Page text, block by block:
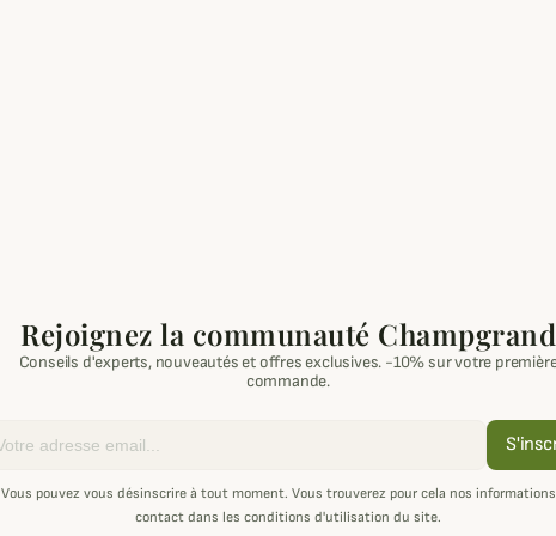
Rejoignez la communauté Champgrand
Conseils d'experts, nouveautés et offres exclusives. -10% sur votre
commande.
Vous pouvez vous désinscrire à tout moment. Vous trouverez pour cela nos
contact dans les conditions d'utilisation du site.